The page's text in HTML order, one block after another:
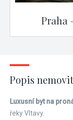
Praha
Popis
Luxusní byt na
řeky Vltavy.